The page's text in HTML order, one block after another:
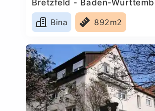
Bretzfeld - Baden-
Germany
Bina
892m2